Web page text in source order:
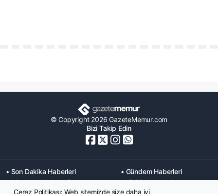
© Copyright 2026 GazeteMemur.com
Bizi Takip Edin
• Son Dakika Haberleri
• Gündem Haberleri
• Memurlar Haberleri
• KPSS Haberleri
Çerez Politikası: Web sitemizde size daha iyi,